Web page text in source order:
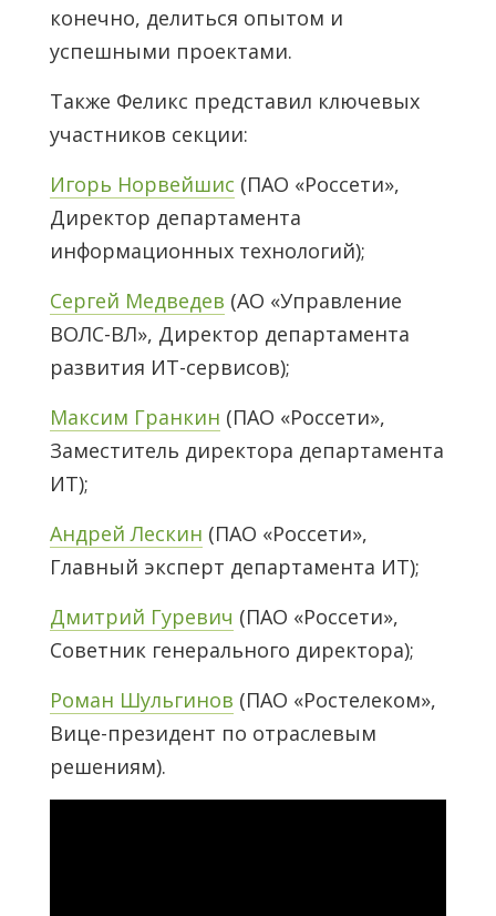
конечно, делиться опытом и
успешными проектами.
Также Феликс представил ключевых
участников секции:
Игорь Норвейшис (ПАО «Россети»,
Директор департамента
информационных технологий);
Сергей Медведев (АО «Управление
ВОЛС-ВЛ», Директор департамента
развития ИТ-сервисов);
Максим Гранкин (ПАО «Россети»,
Заместитель директора департамента
ИТ);
Андрей Лескин (ПАО «Россети»,
Главный эксперт департамента ИТ);
Дмитрий Гуревич (ПАО «Россети»,
Советник генерального директора);
Роман Шульгинов (ПАО «Ростелеком»,
Вице-президент по отраслевым
решениям).